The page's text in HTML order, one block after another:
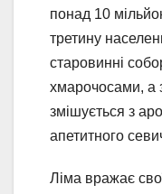
понад 10
третину
старовинні
хмарочосами, а
змішується з
апетитного
Ліма вражає